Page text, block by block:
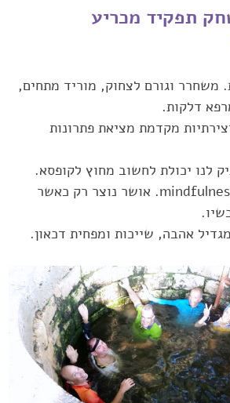
תפקיד מכריע
משחרר וגורם לצחוק, מוריד מתחים,
דלקות.‏
מקדמת מציאת פתרונות
לנו יכולת לחשוב מחוץ לקופסא.‏
♦ יוצר מיינדפלנס, ‏mindfulness‏. אושר נוצר רק כאשר
אהבה, שייכות ומפחית דכאון.‏